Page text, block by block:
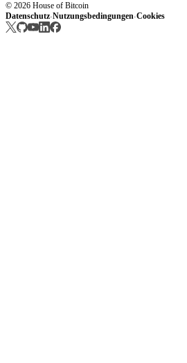
© 2026 House of Bitcoin
Datenschutz·Nutzungsbedingungen·Cookies